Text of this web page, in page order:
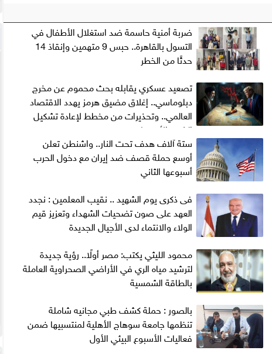
ضربة أمنية حاسمة ضد استغلال الأطفال في
التسول بالقاهرة.. حبس 9 متهمين وإنقاذ 14
حدثًا من الخطر
تصعيد عسكري يقابله بحث محموم عن مخرج
دبلوماسي.. إغلاق مضيق هرمز يهدد الاقتصاد
العالمي.. وتحذيرات من مخطط لإعادة تشكيل
الشرق الأوسط
ستة آلاف هدف تحت النار.. واشنطن تعلن
أوسع حملة قصف ضد إيران مع دخول الحرب
أسبوعها الثاني
فى ذكرى يوم الشهيد .. نقيب المعلمين : نجدد
العهد على صون تضحيات الشهداء وتعزيز قيم
الولاء والانتماء لدى الأجيال الجديدة
محمود الليثي يكتب: مصر أولًا.. رؤية جديدة
لترشيد مياه الري في الأراضي الصحراوية العاملة
بالطاقة الشمسية
بالصور : حملة كشف طبي مجانيه شاملة
تنظمها جامعة سوهاج الأهلية لمنتسبيها ضمن
فعاليات الأسبوع البيئي الأول